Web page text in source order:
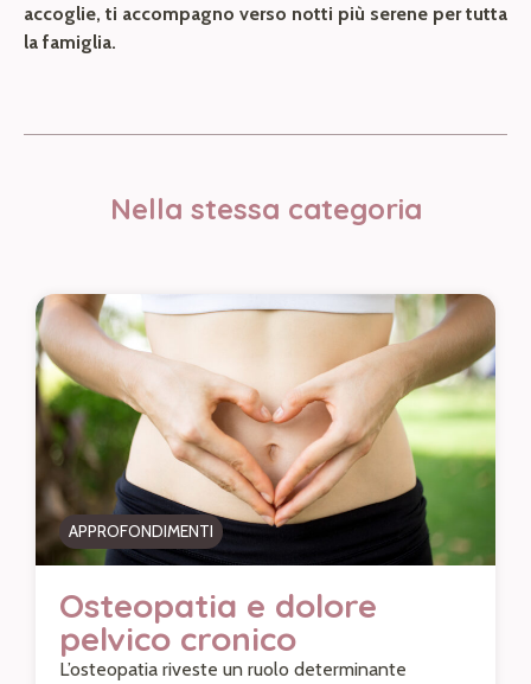
accoglie, ti accompagno verso notti più serene per tutta
la famiglia.
Nella stessa categoria
APPROFONDIMENTI
Osteopatia e dolore
pelvico cronico
L’osteopatia riveste un ruolo determinante